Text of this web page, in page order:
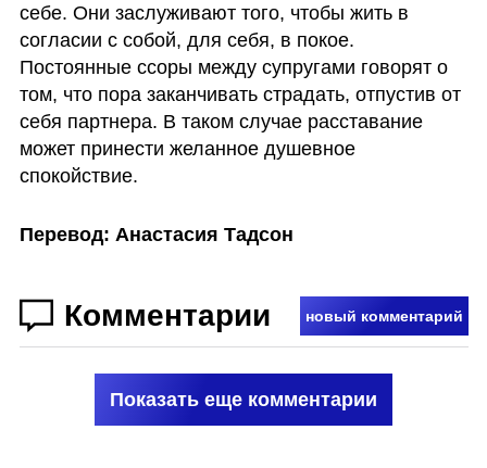
себе. Они заслуживают того, чтобы жить в
согласии с собой, для себя, в покое.
Постоянные ссоры между супругами говорят о
том, что пора заканчивать страдать, отпустив от
себя партнера. В таком случае расставание
может принести желанное душевное
спокойствие.
Перевод: Анастасия Тадсон
Комментарии новый комментарий
Показать еще комментарии